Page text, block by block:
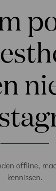
offline,
kennissen.